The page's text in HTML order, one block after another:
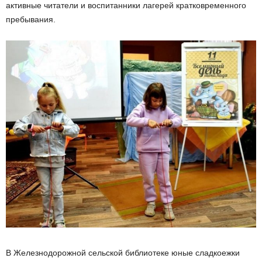
активные читатели и воспитанники лагерей кратковременного
пребывания.
В Железнодорожной сельской библиотеке юные сладкоежки